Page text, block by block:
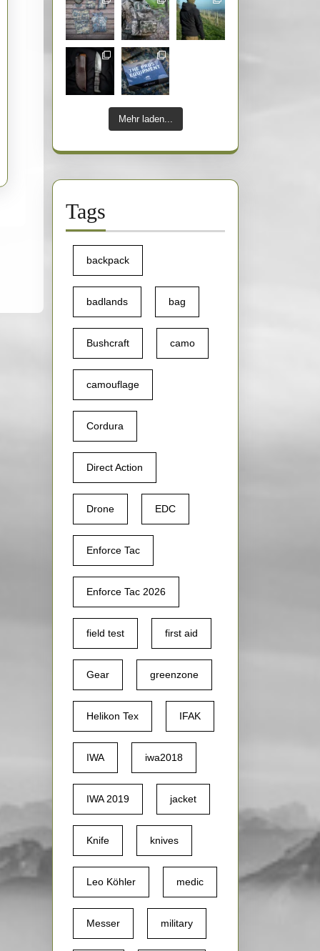
Mehr laden...
Tags
backpack
badlands bag
Bushcraft camo
camouflage
Cordura
Direct Action
Drone EDC
Enforce Tac
Enforce Tac 2026
field test first aid
Gear greenzone
Helikon Tex IFAK
IWA iwa2018
IWA 2019 jacket
Knife knives
Leo Köhler medic
Messer military